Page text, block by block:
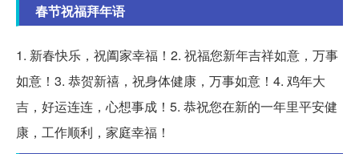
春节祝福拜年语
1. 新春快乐，祝阖家幸福！2. 祝福您新年吉祥如意，万事
如意！3. 恭贺新禧，祝身体健康，万事如意！4. 鸡年大
吉，好运连连，心想事成！5. 恭祝您在新的一年里平安健
康，工作顺利，家庭幸福！